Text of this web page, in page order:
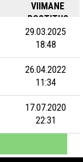
VIIMANE
POSTITUS
29.03.2025
18:48
26.04.2022
11:34
17.07.2020
22:31